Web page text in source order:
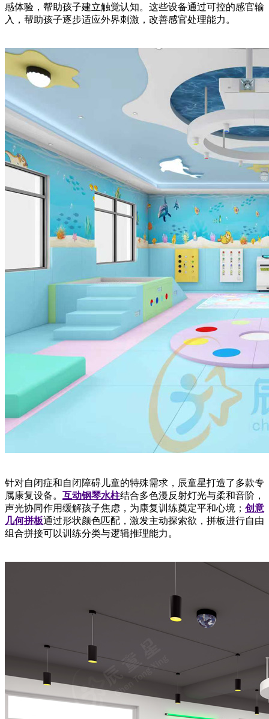
感体验，帮助孩子建立触觉认知。这些设备通过可控的感官输
入，帮助孩子逐步适应外界刺激，改善感官处理能力。
针对自闭症和自闭障碍儿童的特殊需求，辰童星打造了多款专
属康复设备。 互动钢琴水柱结合多色漫反射灯光与柔和音阶，
声光协同作用缓解孩子焦虑，为康复训练奠定平和心境； 创意
几何拼板通过形状颜色匹配，激发主动探索欲，拼板进行自由
组合拼接可以训练分类与逻辑推理能力。